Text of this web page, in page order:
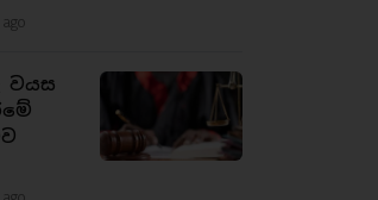
ago
වයස
ago